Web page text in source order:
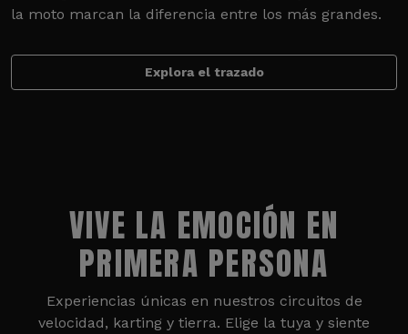
la moto marcan la diferencia entre los más grandes.
Explora el trazado
VIVE LA EMOCIÓN EN
PRIMERA PERSONA
Experiencias únicas en nuestros circuitos de
velocidad, karting y tierra. Elige la tuya y siente